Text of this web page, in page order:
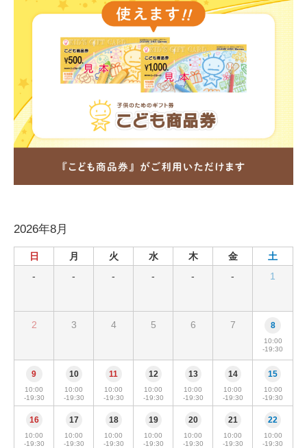
求人情報
募集中の求人情報
法人様
その他
個人情報保護
2026年8月
日 月 火 水 木 金
土
-
- - - - - 1
2 3 4 5 6 7 8
10:00
-19:30
9
10:00
-19:30
10
10:00
-19:30
11
10:00
-19:30
12
10:00
-19:30
13
10:00
-19:30
14
10:00
-19:30
15
10:00
-19:30
16
10:00
-19:30
17
10:00
-19:30
18
10:00
-19:30
19
10:00
-19:30
20
10:00
-19:30
21
10:00
-19:30
22
10:00
-19:30